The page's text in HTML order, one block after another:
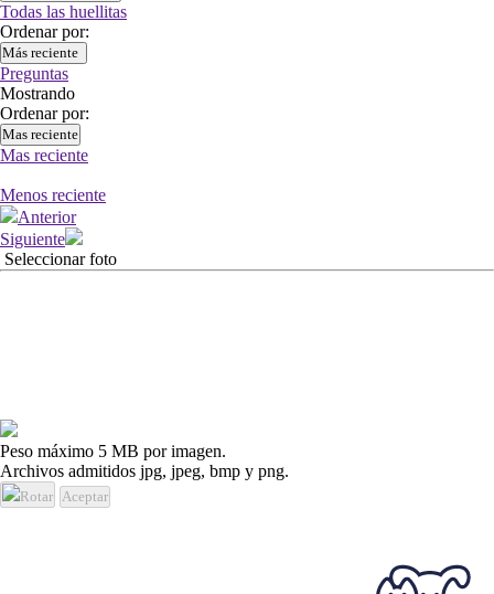
Todas las huellitas
Ordenar por:
Más reciente
Preguntas
Mostrando
Ordenar por:
Mas reciente
Mas reciente
Menos reciente
Anterior
Siguiente
Seleccionar foto
Peso máximo 5 MB por imagen.
Archivos admitidos jpg, jpeg, bmp y png.
Rotar Aceptar